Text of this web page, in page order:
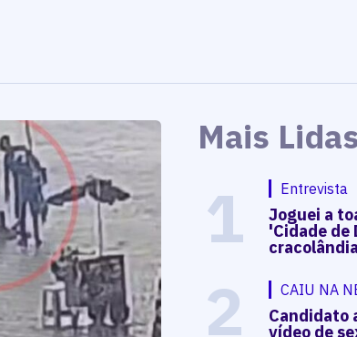
Mais
1 Entrevista
Joguei a
'Cidade de
cracolândia
2 CAIU NA
Candidato
vídeo de